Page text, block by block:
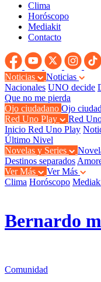
Clima
Horóscopo
Mediakit
Contacto
Noticias
Noticias
Nacionales UNO decide
Que no me pierda
Ojo ciudadano Ojo
Red Uno Play
Red
Inicio Red Uno Play
Último Nivel
Novelas y Series
Destinos separados
Ver Más
Ver Más
Clima Horóscopo
Bernardo
Comunidad